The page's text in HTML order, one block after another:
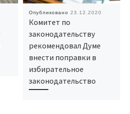
Опубликовано 23.12.2020
Комитет по
законодательству
рекомендовал Думе
внести поправки в
избирательное
законодательство